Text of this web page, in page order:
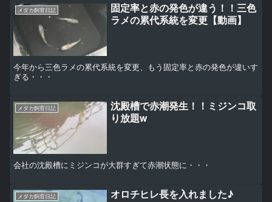
メダカ飼育日記
固定率と赤の発色が違う！！三色
ラメの累代系統を変更【動画】
今年から三色ラメの累代系統を変更、もう固定率と赤の発色が違いす
ぎる・・・
メダカ飼育日記
沈殿槽で赤潮発生！！ミジンコ取
り放題w
会社の沈殿槽にミジンコが大群すぎて赤潮状態に・・・
メダカ飼育日記 オロチヒレ長を入れました♪